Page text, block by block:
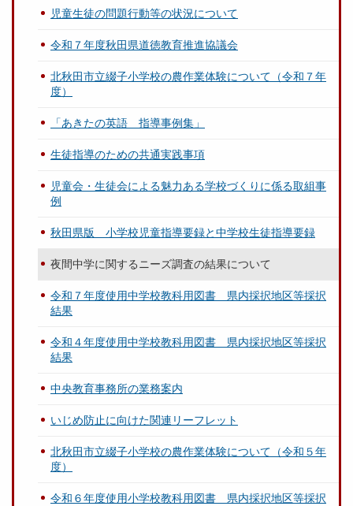
児童生徒の問題行動等の状況について
令和７年度秋田県道徳教育推進協議会
北秋田市立綴子小学校の農作業体験について（令和７年
度）
「あきたの英語 指導事例集」
生徒指導のための共通実践事項
児童会・生徒会による魅力ある学校づくりに係る取組事
例
秋田県版 小学校児童指導要録と中学校生徒指導要録
夜間中学に関するニーズ調査の結果について
令和７年度使用中学校教科用図書 県内採択地区等採択
結果
令和４年度使用中学校教科用図書 県内採択地区等採択
結果
中央教育事務所の業務案内
いじめ防止に向けた関連リーフレット
北秋田市立綴子小学校の農作業体験について（令和５年
度）
令和６年度使用小学校教科用図書 県内採択地区等採択